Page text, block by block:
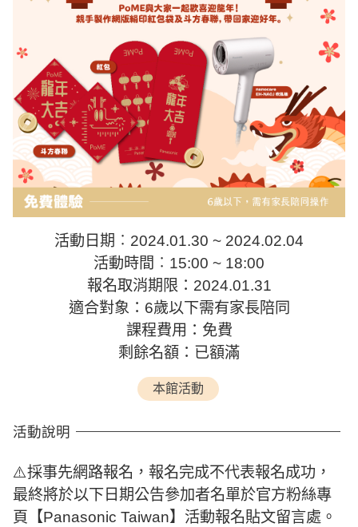
活動日期︰2024.01.30 ~ 2024.02.04
活動時間︰15:00 ~ 18:00
報名取消期限：2024.01.31
適合對象：6歲以下需有家長陪同
課程費用：免費
剩餘名額：已額滿
本館活動
活動說明
⚠️採事先網路報名，報名完成不代表報名成功，
最終將於以下日期公告參加者名單於官方粉絲專
頁【Panasonic Taiwan】活動報名貼文留言處。